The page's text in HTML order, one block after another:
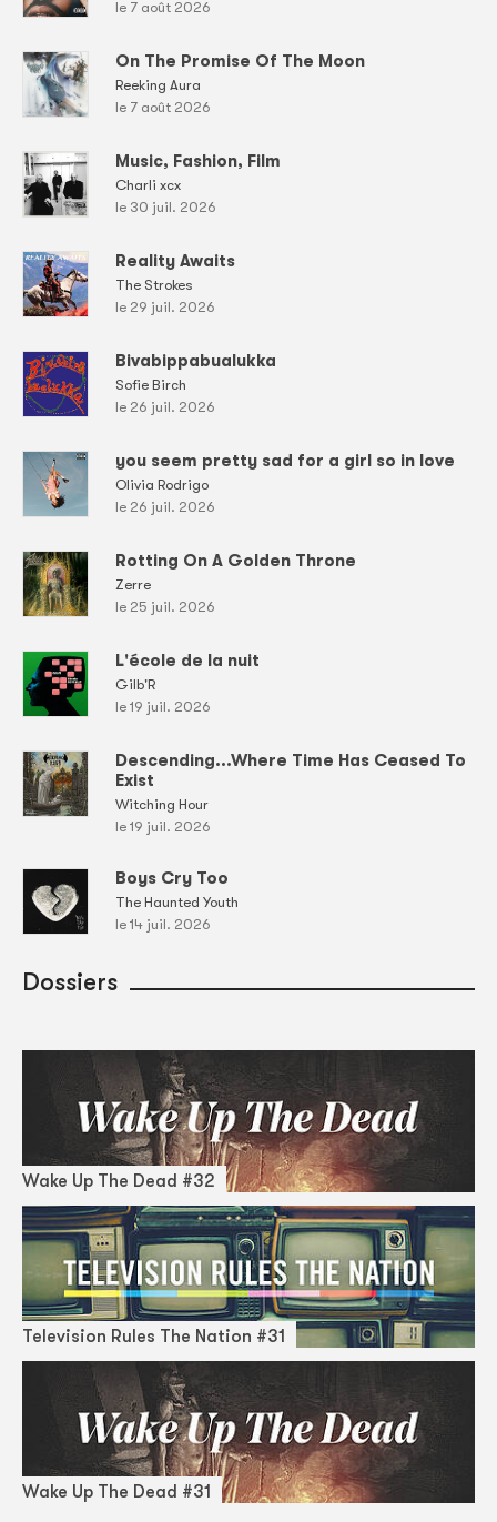
le 7 août 2026
On The Promise Of The Moon
Reeking Aura
le 7 août 2026
Music, Fashion, Film
Charli xcx
le 30 juil. 2026
Reality Awaits
The Strokes
le 29 juil. 2026
Bivabippabualukka
Sofie Birch
le 26 juil. 2026
you seem pretty sad for a girl so in love
Olivia Rodrigo
le 26 juil. 2026
Rotting On A Golden Throne
Zerre
le 25 juil. 2026
L'école de la nuit
Gilb'R
le 19 juil. 2026
Descending...Where Time Has Ceased To
Exist
Witching Hour
le 19 juil. 2026
Boys Cry Too
The Haunted Youth
le 14 juil. 2026
Dossiers
Wake Up The Dead #32
Television Rules The Nation #31
Wake Up The Dead #31